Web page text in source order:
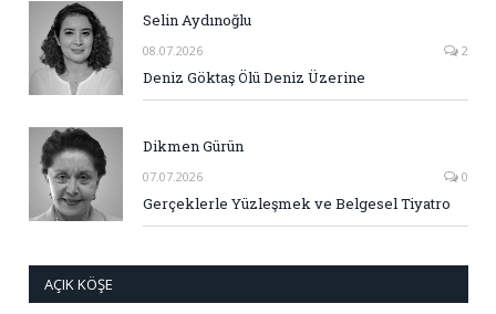
Selin Aydınoğlu
08.07.2026 2
Deniz Göktaş Ölü Deniz Üzerine
Dikmen Gürün
07.07.2026 0
Gerçeklerle Yüzleşmek ve Belgesel Tiyatro
AÇIK KÖŞE